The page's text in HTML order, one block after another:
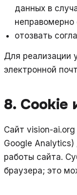
данных в
отозвать
Для реализации
электронной
8. Cookie
Сайт vision-
Google Analytics)
работы сайта.
браузера; это